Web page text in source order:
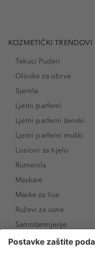
KOZMETIČKI TRENDOVI
Tekuci Puderi
Olovke za obrve
Sjenila
Ljetni parfemi
Ljetni parfemi ženski
Ljetni parfemi muški
Losioni za tijelo
Rumenila
Maskare
Maske za lice
Ruževi za usne
Samotamnjenje
Puderi